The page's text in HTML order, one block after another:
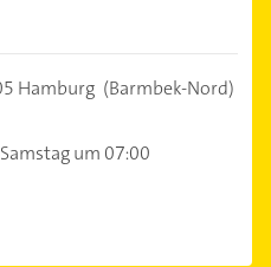
Hamburg (Barmbek-Nord)
um 07:00